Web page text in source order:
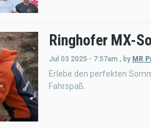
Ringhofer MX-
Jul 03 2025 - 7:57am , by MR
Erlebe den perfekten
Fahrspaß.